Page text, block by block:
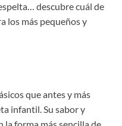
descubre cuál de
los más pequeños y
que antes y más
infantil. Su sabor y